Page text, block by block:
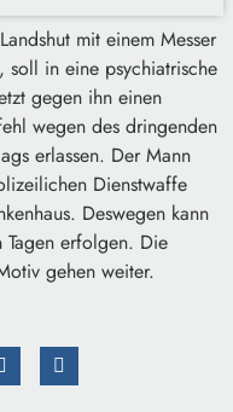
mit einem Messer
soll in eine psychiatrische
gegen ihn einen
wegen des dringenden
erlassen. Der Mann
Dienstwaffe
Deswegen kann
erfolgen. Die
gehen weiter.